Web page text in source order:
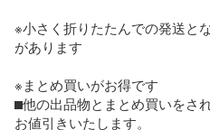
※小さく折りたたんでの発送と
があります
※まとめ買いがお得です
⬛︎他の出品物とまとめ買いをさ